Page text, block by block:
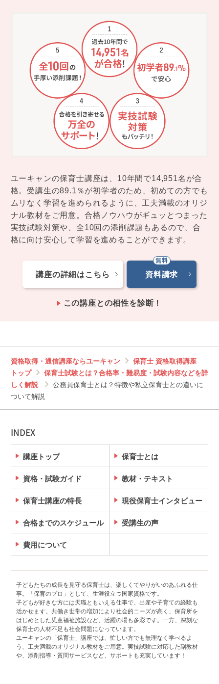
ユーキャンの保育士講座は、10年間で14,951名が合
格。受講生の89.1％が初学者のため、初めての方でも
ムリなく学習を進められるように、工夫満載のオリジ
ナル教材をご用意。合格ノウハウがギュッとつまった
実技試験対策や、全10回の添削課題もあるので、合
格に向け安心して学習を進めることができます。
講座の詳細はこちら 資料請求
この講座との相性を診断！
資格取得・通信講座ならユーキャン
保育士 資格取得講座
トップ
保育士試験とは？合格率・難易度・試験内容などを詳
しく解説
公務員保育士とは？特徴や私立保育士との違いに
ついて解説
INDEX
講座トップ 保育士とは
資格・試験ガイド 教材・テキスト
保育士講座の特長 現役保育士インタビュー
合格までのスケジュール 受講生の声
費用について
子どもたちの成長を見守る保育士は、楽しくてやりがいのあふれる仕
事。「保育のプロ」として、生涯役立つ国家資格です。
子どもが好きな方には天職ともいえる仕事で、出産や子育ての経験も
活かせます。共働き世帯の増加により社会的ニーズが高く、保育所を
はじめとした児童福祉施設など、活躍の場も多彩です。一方、深刻な
保育士の人材不足も社会問題になっています。
ユーキャンの「保育士」講座では、忙しい方でも無理なく学べるよ
う、工夫満載のオリジナル教材をご用意。実技試験に対応した副教材
や、添削指導・質問サービスなど、サポートも充実しています！